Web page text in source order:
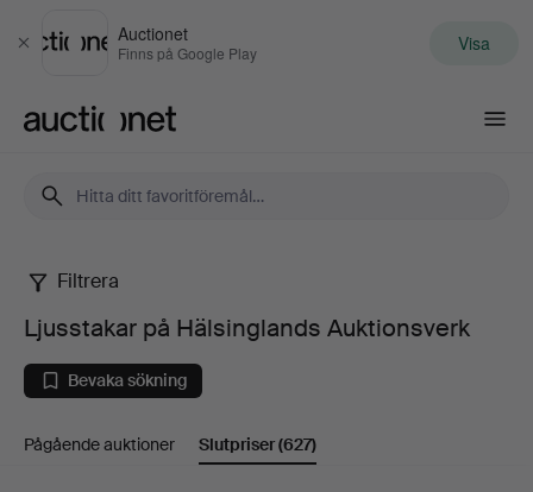
Stäng
Auctionet
Finns på Google Play Visa
Ljusstakar
på
Hälsinglands
Auktionsverk
Filtrera
Ljusstakar på Hälsinglands Auktionsverk
Bevaka sökning
Pågående auktioner Slutpriser(627)